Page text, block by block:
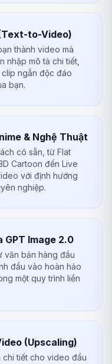
to-Video)
thành video mà
nhập mô tả chi tiết,
clip ngắn độc đáo
bạn.
& Nghệ Thuật
có sẵn, từ Flat
Cartoon đến Live
với định hướng
nghiệp.
GPT Image 2.0
văn bản hàng đầu
đầu vào hoàn hảo
một quy trình liền
(Upscaling)
tiết cho video đầu